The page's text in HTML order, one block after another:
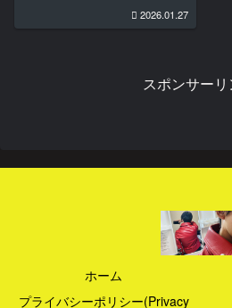
2026.01.27
スポンサーリ
ホーム
プライバシーポリシー(Privacy